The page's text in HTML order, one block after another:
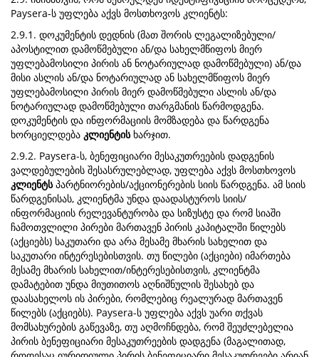
Paysera-ს უფლება აქვს მოსთხოვოს კლიენტს:
2.9.1. დოკუმენტის დედნის (მათ შორის ლეგალიზებული/
აპოსტილით დამოწმებული ან/და სახელმწიფოს მიერ
უფლებამოსილი პირის ან ნოტარიულად დამოწმებული) ან/და
მისი ასლის ან/და ნოტარიულად ან სახელმწიფოს მიერ
უფლებამოსილი პირის მიერ დამოწმებული ასლის ან/და
ნოტარიულად დამოწმებული თარგმანის წარმოდგენა.
დოკუმენტის და ინფორმაციის მომზადება და წარდგენა
ხორციელდება კლიენტისხარჯით.
2.9.2. Paysera-ს, ბენეფიციარი მესაკუთრეების დადგენის
ვალდებულების შესასრულებლად, უფლება აქვს მოსთხოვოს
კლიენტსპარტნიორების/აქციონერების სიის წარდგენა. ამ სიის
წარდგენისას, კლიენტმა უნდა დაადასტუროს სიის/
ინფორმაციის რელევანტურობა და სიზუსტე და რომ სიაში
ჩამოთვლილი პირები მართავენ პირის კაპიტალში წილებს
(აქციებს) საკუთარი და არა მესამე მხარის სახელით და
საკუთარი ინტერესებისთვის. თუ წილები (აქციები) იმართება
მესამე მხარის სახელით/ინტერესებისთვის, კლიენტმა
დამატებით უნდა მიუთითოს აღნიშნულის შესახებ და
დაასახელოს ის პირები, რომლებიც რეალურად მართავენ
წილებს (აქციებს). Paysera-ს უფლება აქვს უარი თქვას
მომსახურების გაწევაზე, თუ აღმოჩნდება, რომ შეუძლებელია
პირის ბენეფიციარი მესაკუთრეების დადგენა (მაგალითად,